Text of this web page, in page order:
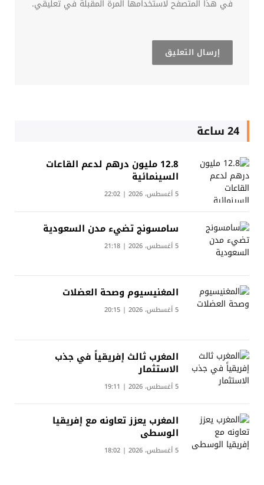
في هذا المتصفح لاستخدامها المرة المقبلة في تعليقي.
24 ساعة
12.8 مليون درهم لدعم القاعات
السينمائية
5 أغسطس، 2026 | 22:02
سامسونج تضيء مدن السعودية
5 أغسطس، 2026 | 21:18
المغنيسيوم وصحة العضلات
5 أغسطس، 2026 | 20:15
المغرب ثالث إفريقياً في جذب
الاستثمار
5 أغسطس، 2026 | 19:11
المغرب يعزز تعاونه مع إفريقيا
الوسطى
5 أغسطس، 2026 | 18:02